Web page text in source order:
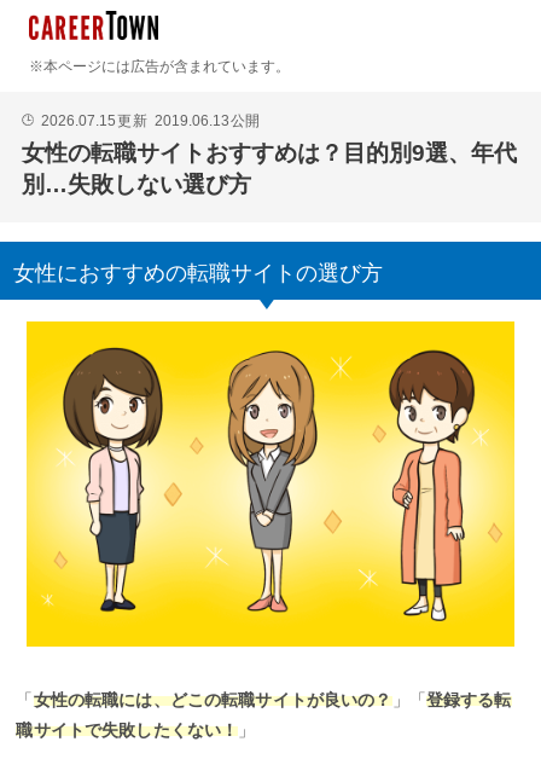
※本ページには広告が含まれています。
🕒 2026.07.15更新 2019.06.13公開
女性の転職サイトおすすめは？目的別9選、年代
別…失敗しない選び方
女性におすすめの転職サイトの選び方
「 女性の転職には、どこの転職サイトが良いの？」「 登録する転
職サイトで失敗したくない！ 」